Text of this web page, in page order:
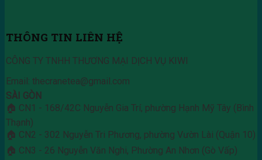
THÔNG TIN LIÊN HỆ
CÔNG TY TNHH THƯƠNG MẠI DỊCH VỤ KIWI
Email: thecranetea@gmail.com
SÀI GÒN
🏠 CN1 - 168/42C Nguyễn Gia Trí, phường Hạnh Mỹ Tây (Bình
Thạnh)
🏠 CN2 - 302 Nguyễn Tri Phương, phường Vườn Lài (Quận 10)
🏠 CN3 - 26 Nguyễn Văn Nghi, Phường An Nhơn (Gò Vấp)